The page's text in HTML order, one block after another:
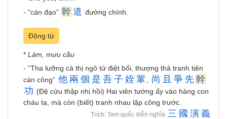
- “cán đạo” 幹 道 đường chính.
Động từ
* Làm, mưu cầu
- “Tha lưỡng cá thị ngô tử điệt bối, thượng thả tranh tiên
cán công” 他 兩 個 是 吾 子 姪 輩 尚 且 爭 先 幹
功 (Đệ cửu thập nhị hồi) Hai viên tướng ấy vào hàng con
cháu ta, mà còn (biết) tranh nhau lập công trước.
Trích: Tam quốc diễn nghĩa 三 國 演 義